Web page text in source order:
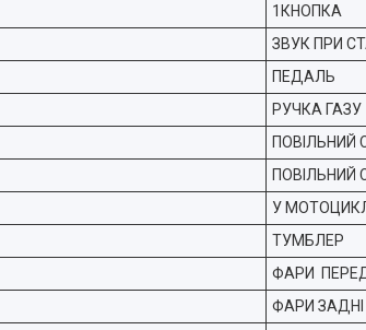
1КНОПКА
ЗВУК ПРИ
ПЕДАЛЬ
РУЧКА ГАЗУ
ПОВІЛЬНИЙ
ПОВІЛЬНИЙ
У
ТУМБЛЕР
ФАРИ
ФАРИ ЗАДНІ